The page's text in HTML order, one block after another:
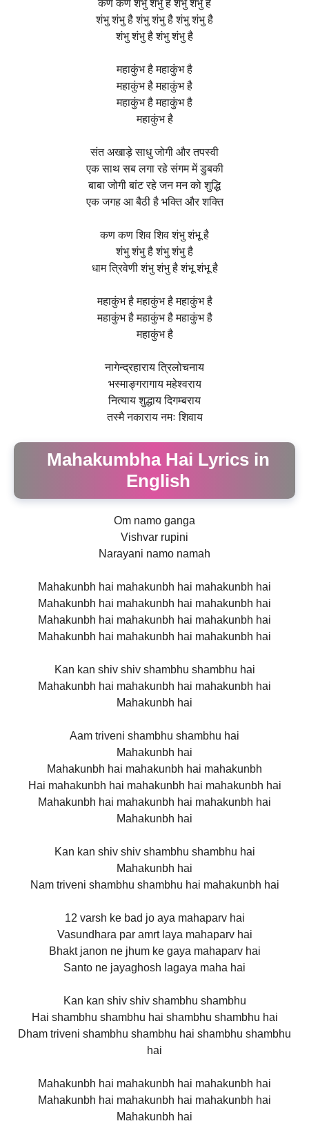
कण कण शंभु शंभु है शंभु शंभु है
शंभु शंभु है शंभु शंभु है शंभु शंभु है
शंभु शंभु है शंभु शंभु है
महाकुंभ है महाकुंभ है
महाकुंभ है महाकुंभ है
महाकुंभ है महाकुंभ है
महाकुंभ है
संत अखाड़े साधु जोगी और तपस्वी
एक साथ सब लगा रहे संगम में डुबकी
बाबा जोगी बांट रहे जन मन को शुद्धि
एक जगह आ बैठी है भक्ति और शक्ति
कण कण शिव शिव शंभु शंभू है
शंभु शंभु है शंभु शंभु है
धाम त्रिवेणी शंभु शंभु है शंभू शंभू है
महाकुंभ है महाकुंभ है महाकुंभ है
महाकुंभ है महाकुंभ है महाकुंभ है
महाकुंभ है
नागेन्द्रहाराय त्रिलोचनाय
भस्माङ्गरागाय महेश्वराय
नित्याय शुद्धाय दिगम्बराय
तस्मै नकाराय नमः शिवाय
Mahakumbha Hai Lyrics in
English
Om namo ganga
Vishvar rupini
Narayani namo namah
Mahakunbh hai mahakunbh hai mahakunbh hai
Mahakunbh hai mahakunbh hai mahakunbh hai
Mahakunbh hai mahakunbh hai mahakunbh hai
Mahakunbh hai mahakunbh hai mahakunbh hai
Kan kan shiv shiv shambhu shambhu hai
Mahakunbh hai mahakunbh hai mahakunbh hai
Mahakunbh hai
Aam triveni shambhu shambhu hai
Mahakunbh hai
Mahakunbh hai mahakunbh hai mahakunbh
Hai mahakunbh hai mahakunbh hai mahakunbh hai
Mahakunbh hai mahakunbh hai mahakunbh hai
Mahakunbh hai
Kan kan shiv shiv shambhu shambhu hai
Mahakunbh hai
Nam triveni shambhu shambhu hai mahakunbh hai
12 varsh ke bad jo aya mahaparv hai
Vasundhara par amrt laya mahaparv hai
Bhakt janon ne jhum ke gaya mahaparv hai
Santo ne jayaghosh lagaya maha hai
Kan kan shiv shiv shambhu shambhu
Hai shambhu shambhu hai shambhu shambhu hai
Dham triveni shambhu shambhu hai shambhu shambhu
hai
Mahakunbh hai mahakunbh hai mahakunbh hai
Mahakunbh hai mahakunbh hai mahakunbh hai
Mahakunbh hai